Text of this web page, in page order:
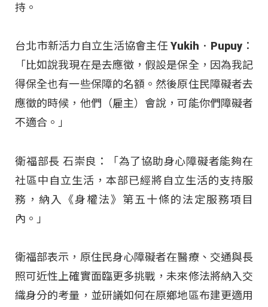
持。
台北市新活力自立生活協會主任 Yukih．Pupuy：
「比如說我現在是去應徵，假設是保全，因為我記
得保全也有一些保障的名額。然後原住民障礙者去
應徵的時候，他們（雇主）會說，可能你們障礙者
不適合。」
衛福部長 石崇良：「為了協助身心障礙者能夠在
社區中自立生活，本部已經將自立生活的支持服
務，納入《身權法》第五十條的法定服務項目
內。」
衛福部表示，原住民身心障礙者在醫療、交通與長
照可近性上確實面臨更多挑戰，未來修法將納入交
織身分的考量，並研議如何在原鄉地區布建更適用